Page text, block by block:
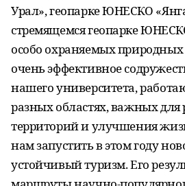
Урал», геопарке ЮНЕСКО
стремящемся геопарке
особо охраняемых природных
очень эффективное
нашего университета,
разных областях, важных для
территорий и улучшения
нам запустить в этом году
устойчивый туризм. Его